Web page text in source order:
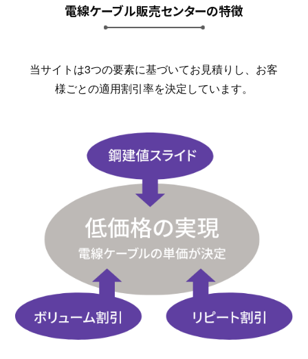
電線ケーブル販売センターの特徴
当サイトは3つの要素に基づいてお見積りし、お客
様ごとの適用割引率を決定しています。